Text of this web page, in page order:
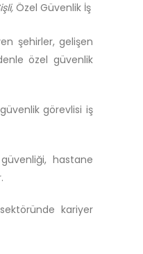
Özel Güvenlik İş
şehirler, gelişen
özel güvenlik
görevlisi iş
hastane
kariyer